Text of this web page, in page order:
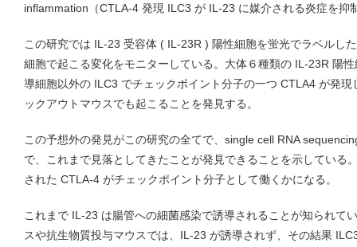
inflammation（CTLA-4 発現 ILC3 が IL-23 に媒介される炎症を抑
この研究では IL-23 受容体 ( IL-23R ) 陽性細胞を蛍光でラベルし
細胞で起こる変化をモニターしている。大体６種類の IL-23R 陽
導細胞以外の ILC3 でチェックポイント分子の一つ CTLA4 が発
ックアウトマウスでも起こることを発見する。
この予想外の発見がこの研究の全てで、single cell RNA
で、これまで見落としてきたことが発見できることを示している
された CTLA-4 がチェックポイント分子として働くかになる。
これまで IL-23 は腸管への細菌感染で誘導されることが知られて
スや抗生物質投与マウスでは、IL-23 が誘導されず、その結果